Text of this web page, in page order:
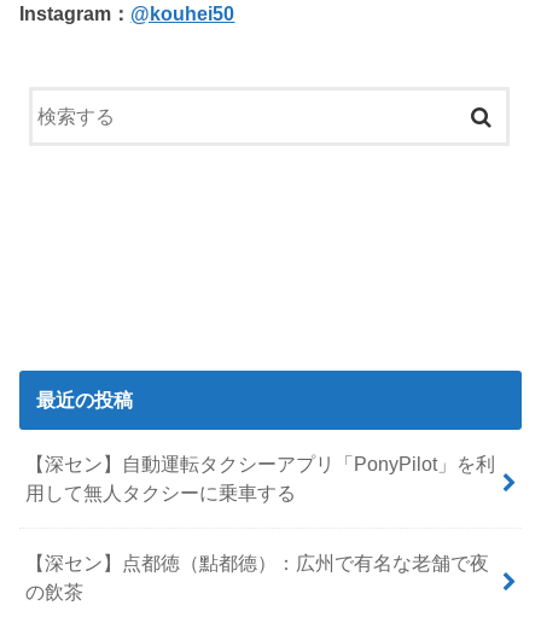
Instagram： @kouhei50
最近の投稿
【深セン】自動運転タクシーアプリ「PonyPilot」を利
用して無人タクシーに乗車する
【深セン】点都徳（點都德）：広州で有名な老舗で夜
の飲茶